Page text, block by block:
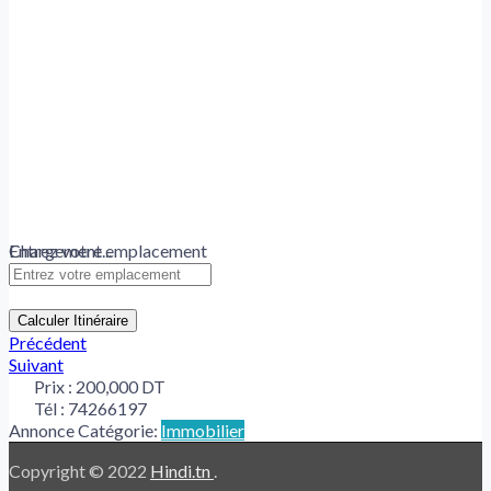
Chargement...
Entrez votre emplacement
Calculer Itinéraire
Précédent
Suivant
Prix : 200,000 DT
Tél : 74266197
Annonce Catégorie: Immobilier
Copyright © 2022 Hindi.tn .